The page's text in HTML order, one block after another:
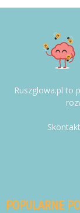
Ruszglowa.pl to
POPULARNE